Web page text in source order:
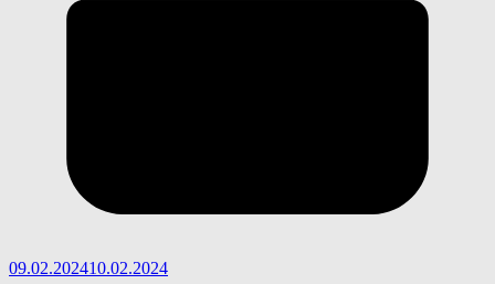
09.02.202410.02.2024